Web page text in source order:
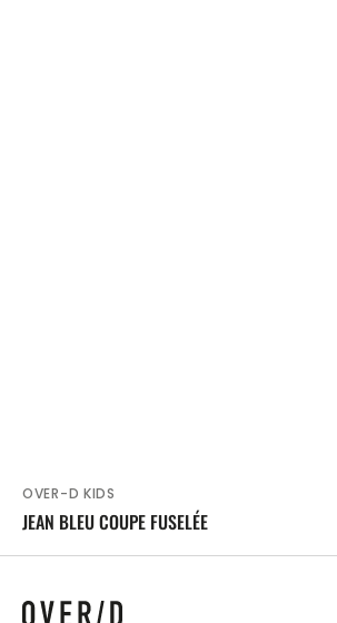
Fournisseur:
OVER-D KIDS
JEAN BLEU COUPE FUSELÉE